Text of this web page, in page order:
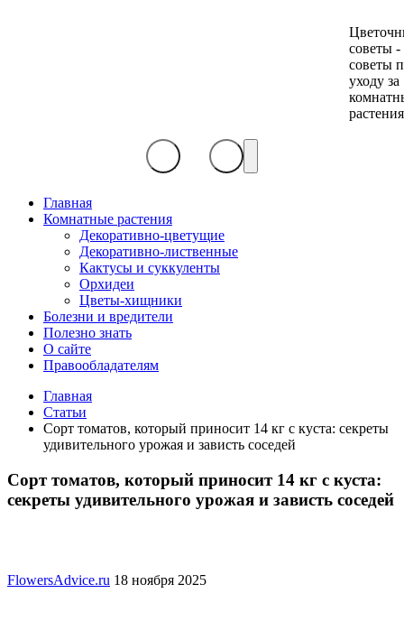
советы -
советы
уходу за
Главная
Комнатные растения
Декоративно-цветущие
Декоративно-лиственные
Кактусы и суккуленты
Орхидеи
Цветы-хищники
Болезни и вредители
Полезно знать
О сайте
Правообладателям
Главная
Статьи
Сорт томатов, который приносит 14 кг с куста: секреты
удивительного урожая и зависть соседей
Сорт томатов, который приносит 14 кг с куста:
секреты удивительного урожая и зависть соседей
FlowersAdvice.ru 18 ноября 2025